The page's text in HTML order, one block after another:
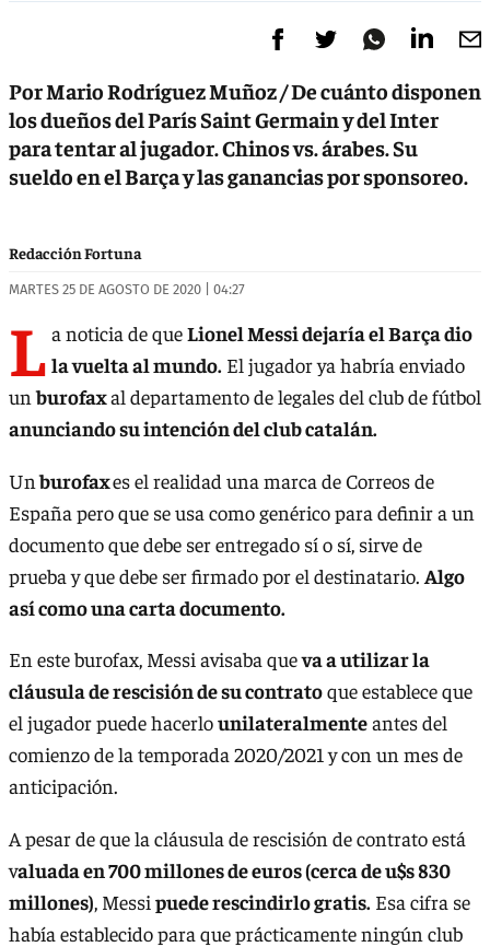
Por Mario Rodríguez Muñoz / De cuánto disponen
los dueños del París Saint Germain y del Inter
para tentar al jugador. Chinos vs. árabes. Su
sueldo en el Barça y las ganancias por sponsoreo.
Redacción Fortuna
MARTES 25 DE AGOSTO DE 2020 | 04:27
L a noticia de queLionel Messi dejaría el Barça dio
la vuelta al mundo. El jugador ya habría enviado
unburofaxal departamento de legales del club de fútbol
anunciando su intención del club catalán.
Unburofaxes el realidad una marca de Correos de
España pero que se usa como genérico para definir a un
documento que debe ser entregado sí o sí, sirve de
prueba y que debe ser firmado por el destinatario. Algo
así como una carta documento.
En este burofax, Messi avisaba queva a utilizar la
cláusula de rescisión de su contratoque establece que
el jugador puede hacerlounilateralmenteantes del
comienzo de la temporada 2020/2021 y con un mes de
anticipación.
A pesar de que la cláusula de rescisión de contrato está
valuada en 700 millones de euros (cerca de u$s 830
millones), Messi puede rescindirlo gratis. Esa cifra se
había establecido para que prácticamente ningún club